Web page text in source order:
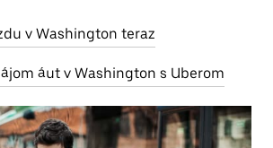
v Washington teraz
áut v Washington s Uberom